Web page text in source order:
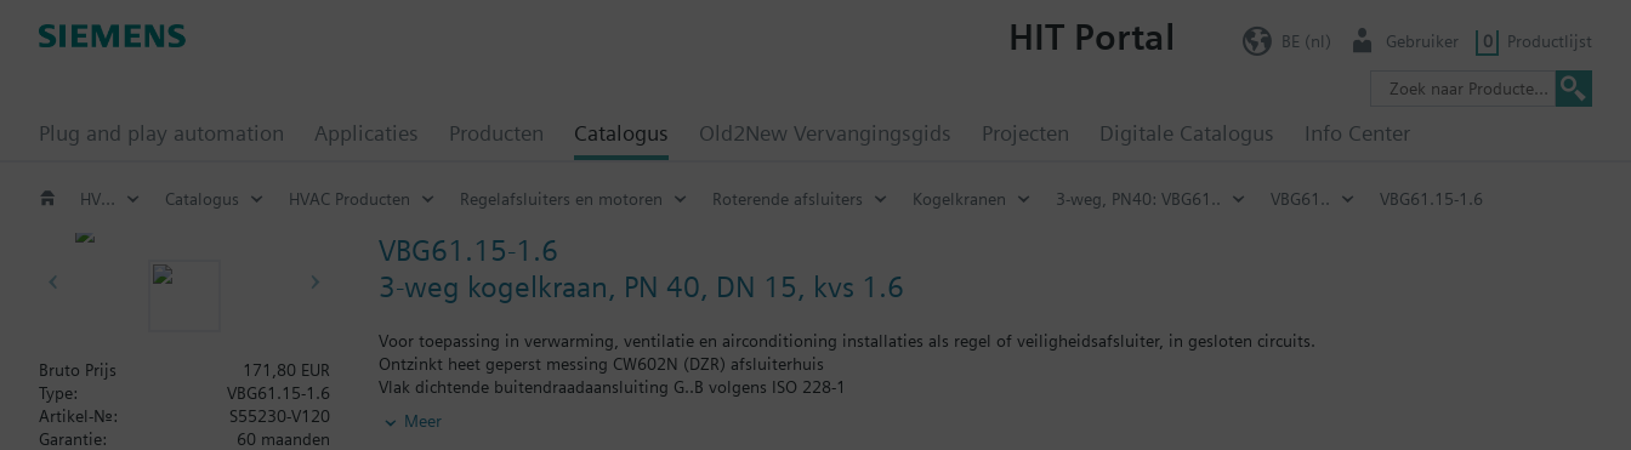
Plug and play automation Applicaties Producten Catalogus Old2New Vervangingsgids Projecten Digitale Catalogus Info Center
HIT Portal BE (nl) Gebruiker 0 Productlijst
HVAC Producten Catalogus HVAC Producten Regelafsluiters en motoren Roterende afsluiters Kogelkranen 3-weg, PN40: VBG61.. VBG61.. VBG61.15-1.6
VBG61.15-1.6
3-weg kogelkraan, PN 40, DN 15, kvs 1.6
Voor toepassing in verwarming, ventilatie en airconditioning installaties als regel of veiligheidsafsluiter, in gesloten circuits.
Ontzinkt heet geperst messing CW602N (DZR) afsluiterhuis
Vlak dichtende buitendraadaansluiting G..B volgens ISO 228-1
Meer
Bruto Prijs
171,80 EUR
Type:
VBG61.15-1.6
Artikel-Nr.:
S55230-V120
Garantie:
60 maanden